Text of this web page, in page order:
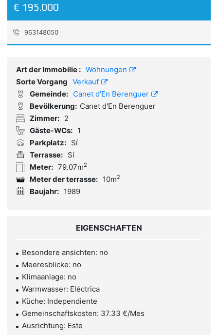
€ 195.000
963148050
Art der Immobilie : Wohnungen
Sorte Vorgang Verkauf
Gemeinde: Canet d'En Berenguer
Bevölkerung: Canet d'En Berenguer
Zimmer: 2
Gäste-WCs: 1
Parkplatz: Sí
Terrasse: Sí
Meter: 79.07m2
Meter der terrasse: 10m2
Baujahr: 1989
EIGENSCHAFTEN
Besondere ansichten: no
Meeresblicke: no
Klimaanlage: no
Warmwasser: Eléctrica
Küche: Independiente
Gemeinschaftskosten: 37.33 €/Mes
Ausrichtung: Este